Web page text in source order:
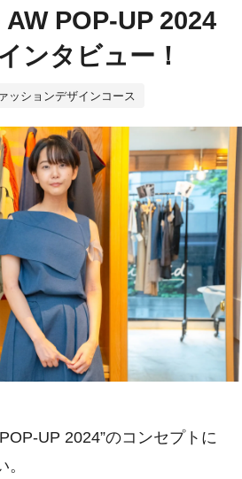
POP-UP 2024
ンタビュー！
ッションデザインコース
UP 2024”のコンセプトに